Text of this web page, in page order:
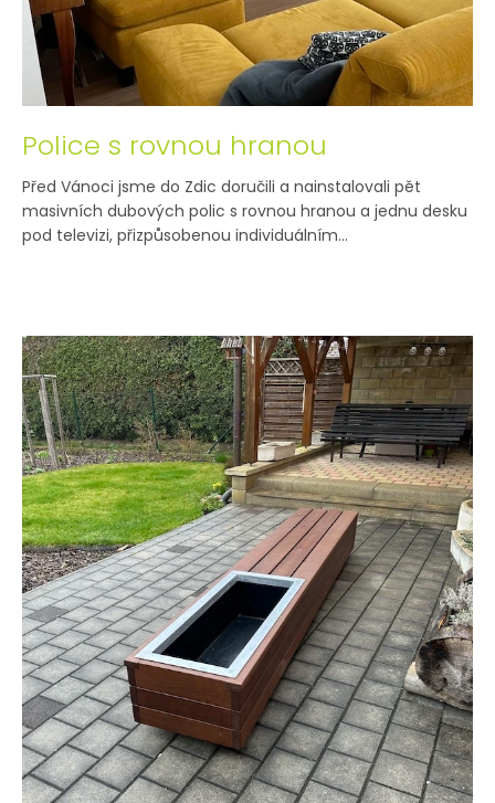
Police s rovnou hranou
Před Vánoci jsme do Zdic doručili a nainstalovali pět
masivních dubových polic s rovnou hranou a jednu desku
pod televizi, přizpůsobenou individuálním...